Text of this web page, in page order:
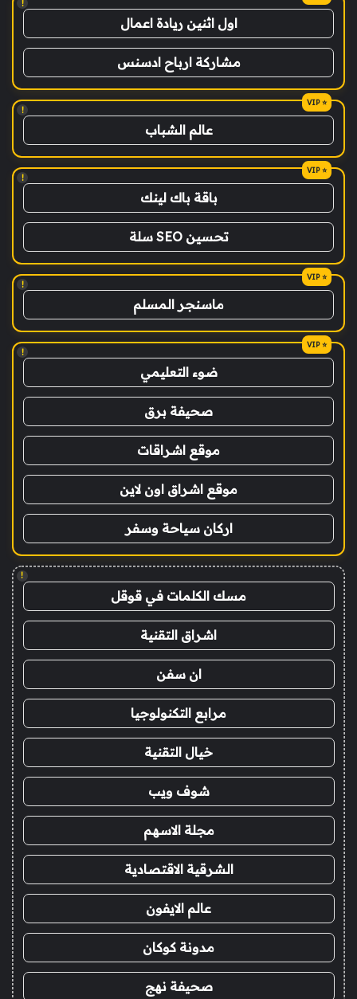
!
اول اثنين ريادة اعمال
مشاركة ارباح ادسنس
!
عالم الشباب
!
باقة باك لينك
تحسين SEO سلة
!
ماسنجر المسلم
!
ضوء التعليمي
صحيفة برق
موقع اشراقات
موقع اشراق اون لاين
اركان سياحة وسفر
!
مسك الكلمات في قوقل
اشراق التقنية
ان سفن
مرابع التكنولوجيا
خيال التقنية
شوف ويب
مجلة الاسهم
الشرقية الاقتصادية
عالم الايفون
مدونة كوكان
صحيفة نهج